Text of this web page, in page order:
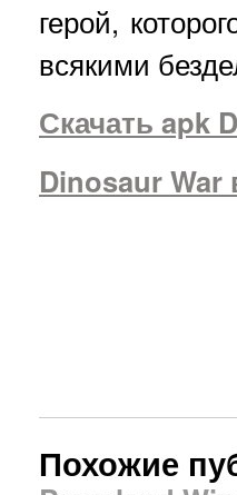
герой,
всякими
Скачать apk
Dinosaur War
Похожие